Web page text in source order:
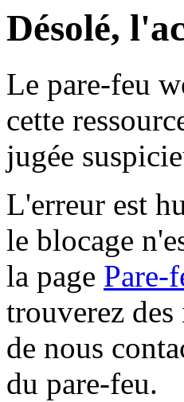
Désolé,
Le pare-feu
cette
jugée
L'erreur est
le blocage
la page Pare-
trouverez
de nous
du pare-feu.